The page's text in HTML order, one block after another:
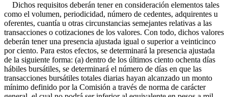
Dichos requisitos deberán tener en consideración elementos tales
como el volumen, periodicidad, número de cedentes, adquirentes u
oferentes, cuantía u otras circunstancias semejantes relativas a las
transacciones o cotizaciones de los valores. Con todo, dichos valores
deberán tener una presencia ajustada igual o superior a veinticinco
por ciento. Para estos efectos, se determinará la presencia ajustada
de la siguiente forma: (a) dentro de los últimos ciento ochenta días
hábiles bursátiles, se determinará el número de días en que las
transacciones bursátiles totales diarias hayan alcanzado un monto
mínimo definido por la Comisión a través de norma de carácter